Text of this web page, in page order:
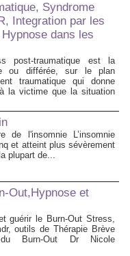
Syndrome
Integration par les
dans les
post-traumatique est la
ou différée, sur le plan
traumatique qui donne
à la victime que la situation
de l'insomnie L’insomnie
et atteint plus sévèrement
plupart de...
Out,Hypnose et
guérir le Burn-Out Stress,
outils de Thérapie Brève
Burn-Out Dr Nicole